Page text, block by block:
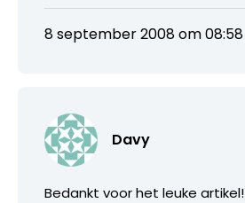
8 september 2008 om 08:58
Davy
Bedankt voor het leuke artikel!